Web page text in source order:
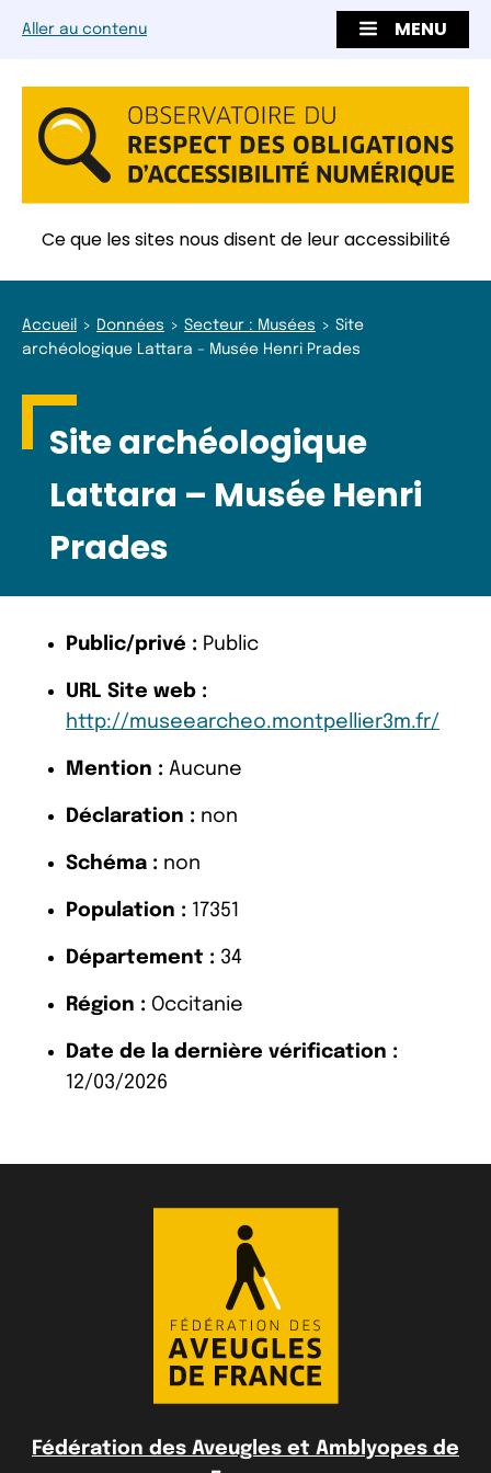
Aller au contenu MENU
Ce que les sites nous disent de leur accessibilité
Accueil Données Secteur : Musées
Site
archéologique Lattara – Musée Henri Prades
Site archéologique
Lattara – Musée Henri
Prades
Public/privé : Public
URL Site web :
http://museearcheo.montpellier3m.fr/
Mention : Aucune
Déclaration : non
Schéma : non
Population : 17351
Département : 34
Région : Occitanie
Date de la dernière vérification :
12/03/2026
Fédération des Aveugles et Amblyopes de